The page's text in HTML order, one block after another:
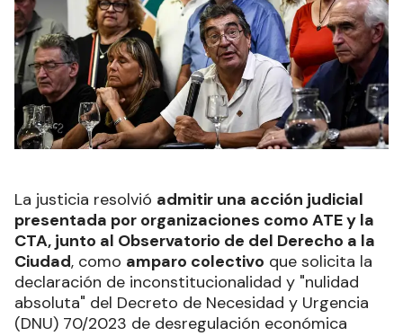
La justicia resolvió admitir una acción judicial
presentada por organizaciones como ATE y la
CTA, junto al Observatorio de del Derecho a la
Ciudad, como amparo colectivo que solicita la
declaración de inconstitucionalidad y "nulidad
absoluta" del Decreto de Necesidad y Urgencia
(DNU) 70/2023 de desregulación económica